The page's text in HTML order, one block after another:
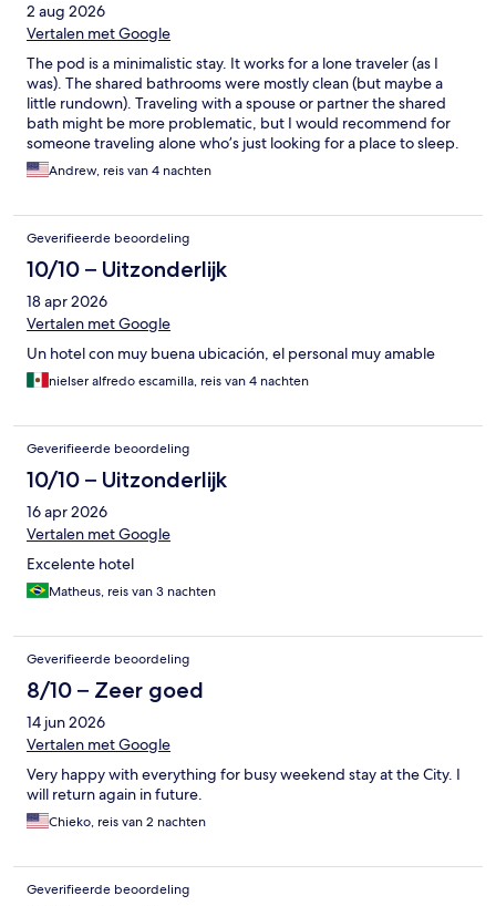
2 aug 2026
Vertalen met Google
The pod is a minimalistic stay. It works for a lone traveler (as I
was). The shared bathrooms were mostly clean (but maybe a
little rundown). Traveling with a spouse or partner the shared
bath might be more problematic, but I would recommend for
someone traveling alone who’s just looking for a place to sleep.
The location is Excellent. Two blocks from the subway 6, E, and F
with easy access to LaGuardia airport. Close the park and the
Andrew, reis van 4 nachten
Geverifieerde beoordeling
10/10 – Uitzonderlijk
18 apr 2026
Vertalen met Google
Un hotel con muy buena ubicación, el personal muy amable
nielser alfredo escamilla, reis van 4 nachten
Geverifieerde beoordeling
10/10 – Uitzonderlijk
16 apr 2026
Vertalen met Google
Excelente hotel
Matheus, reis van 3 nachten
Geverifieerde beoordeling
8/10 – Zeer goed
14 jun 2026
Vertalen met Google
Very happy with everything for busy weekend stay at the City. I
will return again in future.
Chieko, reis van 2 nachten
Geverifieerde beoordeling